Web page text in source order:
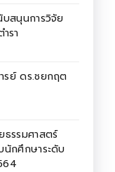
สนุนการวิจัย
รา
รย์ ดร.ชยกฤต
ธรรมศาสตร์
นักศึกษาระดับ